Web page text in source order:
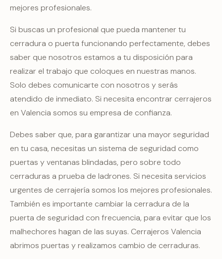
mejores profesionales.
Si buscas un profesional que pueda mantener tu
cerradura o puerta funcionando perfectamente, debes
saber que nosotros estamos a tu disposición para
realizar el trabajo que coloques en nuestras manos.
Solo debes comunicarte con nosotros y serás
atendido de inmediato. Si necesita encontrar cerrajeros
en Valencia somos su empresa de confianza.
Debes saber que, para garantizar una mayor seguridad
en tu casa, necesitas un sistema de seguridad como
puertas y ventanas blindadas, pero sobre todo
cerraduras a prueba de ladrones. Si necesita servicios
urgentes de cerrajería somos los mejores profesionales.
También es importante cambiar la cerradura de la
puerta de seguridad con frecuencia, para evitar que los
malhechores hagan de las suyas. Cerrajeros Valencia
abrimos puertas y realizamos cambio de cerraduras.